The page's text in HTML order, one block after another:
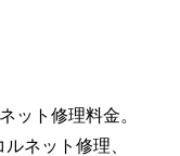
ット修理料金。
ネット修理、